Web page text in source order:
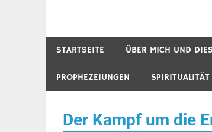
STARTSEITE ÜBER MICH UND
PROPHEZEIUNGEN SPIRITUALITÄT
Der Kampf um die